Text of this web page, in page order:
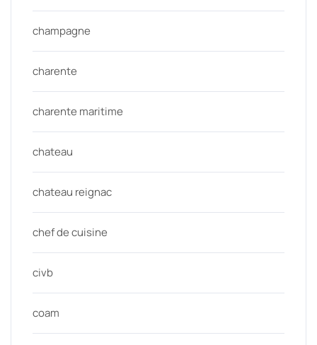
champagne
charente
charente maritime
chateau
chateau reignac
chef de cuisine
civb
coam